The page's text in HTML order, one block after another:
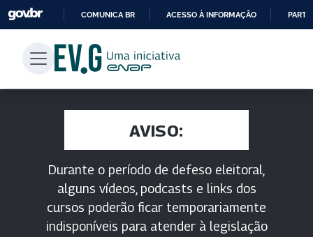
PARA
CONTEÚDO
COMUNICA BR ACESSO À INFORMAÇÃO
AVISO:
Durante o período de defeso eleitoral,
alguns vídeos, podcasts e links dos
cursos poderão ficar temporariamente
indisponíveis para atender à legislação